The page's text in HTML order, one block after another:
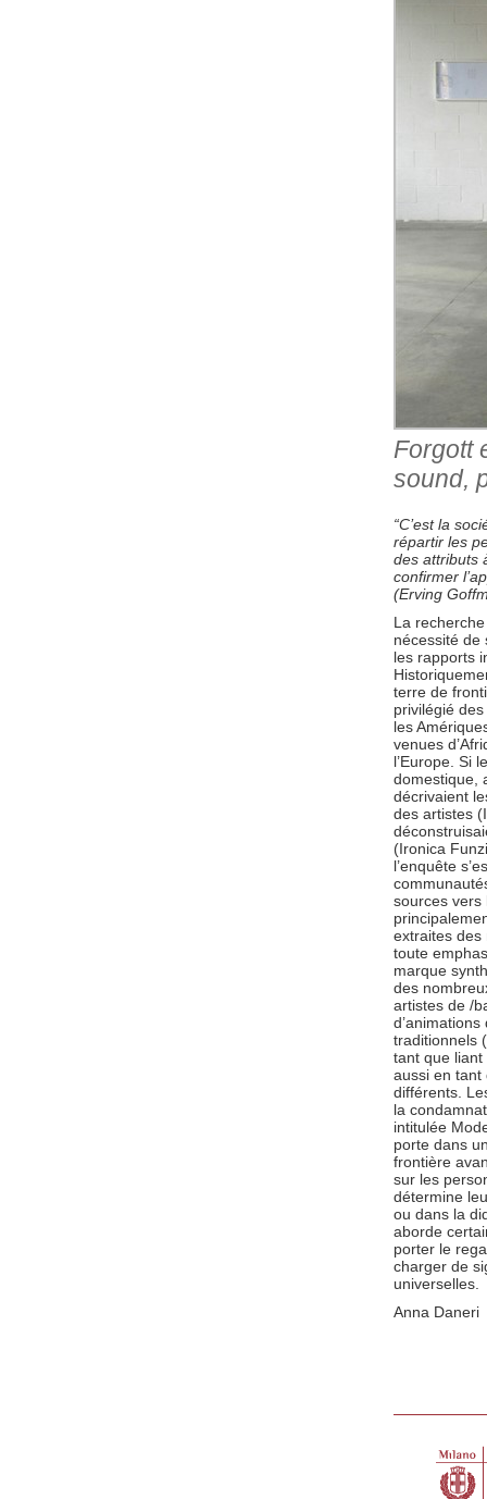
Forgott
sound,
“C’est la
répartir les
des attributs
confirmer
(Erving
La
nécessité de
les rapports
terre de
privilégié
les
venues
l’Europe. Si
domestique,
décrivaient
des artistes
(Ironica
l’enquête
sources vers
extraites des
toute
marque
des
artistes de /
traditionnels
tant que liant
aussi en tant
différents.
la
intitulée
porte dans
frontière
sur les
détermine
ou dans la
aborde
porter le
charger de
universelles.
Anna Daneri